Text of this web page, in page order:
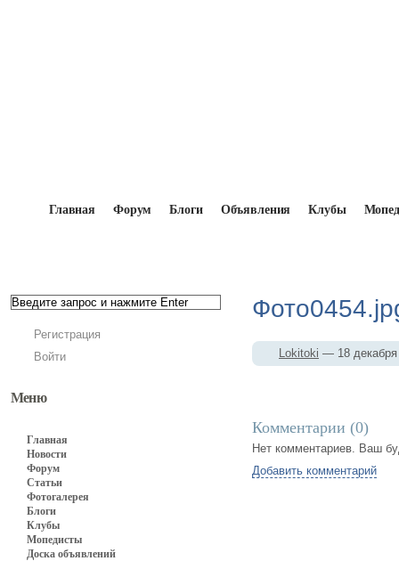
Главная Форум Блоги Объявления Клубы
Регистрация
Войти
Меню
Главная
Новости
Форум
Статьи
Фотогалерея
Блоги
Клубы
Мопедисты
Доска объявлений
Lokitoki — 18
Комментарии (0)
Нет комментариев. Ваш
Добавить комментарий